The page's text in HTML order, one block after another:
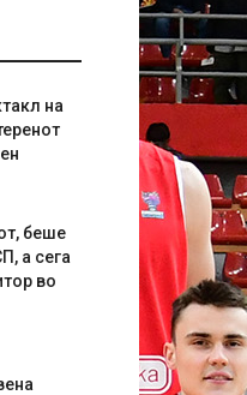
на
беше
а сега
во